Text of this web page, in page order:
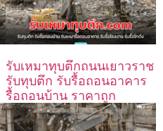
รับเหมาทุบตึกถนนเยาวราช
รับทุบตึก รับรื้อถอนอาคาร
รื้อถอนบ้าน ราคาถูก